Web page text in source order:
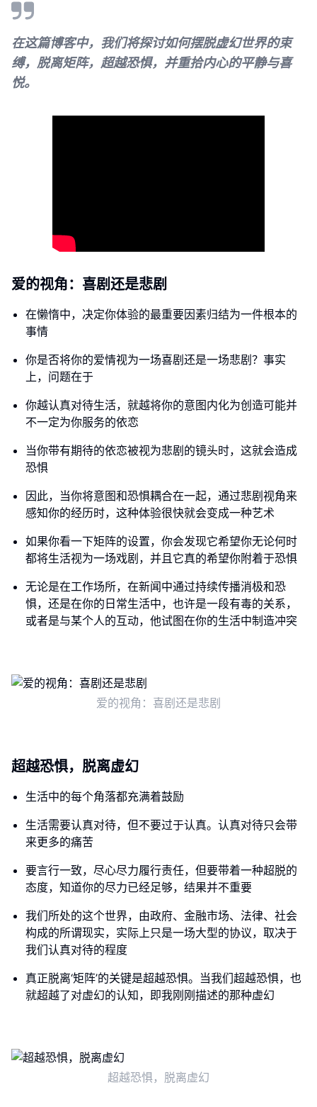
在这篇博客中，我们将探讨如何摆脱虚幻世界的束
缚，脱离矩阵，超越恐惧，并重拾内心的平静与喜
悦。
爱的视角：喜剧还是悲剧
在懒惰中，决定你体验的最重要因素归结为一件根本的
事情
你是否将你的爱情视为一场喜剧还是一场悲剧？事实
上，问题在于
你越认真对待生活，就越将你的意图内化为创造可能并
不一定为你服务的依恋
当你带有期待的依恋被视为悲剧的镜头时，这就会造成
恐惧
因此，当你将意图和恐惧耦合在一起，通过悲剧视角来
感知你的经历时，这种体验很快就会变成一种艺术
如果你看一下矩阵的设置，你会发现它希望你无论何时
都将生活视为一场戏剧，并且它真的希望你附着于恐惧
无论是在工作场所，在新闻中通过持续传播消极和恐
惧，还是在你的日常生活中，也许是一段有毒的关系，
或者是与某个人的互动，他试图在你的生活中制造冲突
爱的视角：喜剧还是悲剧
超越恐惧，脱离虚幻
生活中的每个角落都充满着鼓励
生活需要认真对待，但不要过于认真。认真对待只会带
来更多的痛苦
要言行一致，尽心尽力履行责任，但要带着一种超脱的
态度，知道你的尽力已经足够，结果并不重要
我们所处的这个世界，由政府、金融市场、法律、社会
构成的所谓现实，实际上只是一场大型的协议，取决于
我们认真对待的程度
真正脱离‘矩阵’的关键是超越恐惧。当我们超越恐惧，也
就超越了对虚幻的认知，即我刚刚描述的那种虚幻
超越恐惧，脱离虚幻